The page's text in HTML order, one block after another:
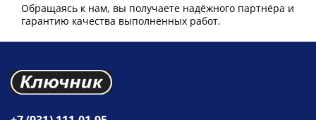
Обращаясь к нам, вы получаете надёжного партнёра и
гарантию качества выполненных работ.